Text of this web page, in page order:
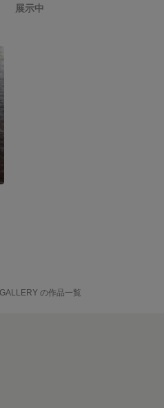
展示中
の作品一覧